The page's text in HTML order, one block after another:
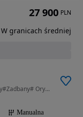
1199 cm3 • 82 KM • 1.2 benzyna#Serwisowany#Zadbany# Oryginalny#
Manualna
27 900 PLN
W granicach średniej